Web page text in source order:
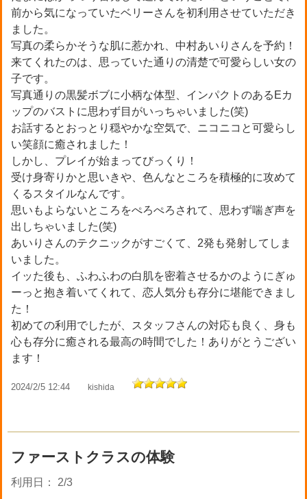
前から気になっていたベリーさんを初利用させていただき
ました。
写真の柔らかそうな肌に惹かれ、中村あいりさんを予約！
来てくれたのは、思っていた通りの清楚で可愛らしい女の
子です。
写真通りの黒髪ボブに小柄な体型、インパクトのあるEカ
ップのバストに思わず目がいっちゃいました(笑)
お話するとおっとり穏やかな空気で、ニコニコと可愛らし
い笑顔に癒されました！
しかし、プレイが始まってびっくり！
受け身寄りかと思いきや、色んなところを積極的に攻めて
くるスタイルなんです。
思いもよらないところをぺろぺろされて、思わず喘ぎ声を
出しちゃいました(笑)
あいりさんのテクニックがすごくて、2発も発射してしま
いました。
イッた後も、ふわふわの白肌を密着させるかのようにぎゅ
ーっと抱き着いてくれて、恋人気分も存分に堪能できまし
た！
初めての利用でしたが、スタッフさんの対応も良く、身も
心も存分に癒される最高の時間でした！ありがとうござい
ます！
2024/2/5 12:44 kishida
ファーストクラスの体験
利用日： 2/3